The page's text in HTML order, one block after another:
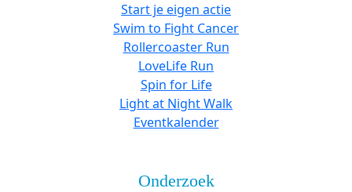
Start je eigen actie
Swim to Fight Cancer
Rollercoaster Run
LoveLife Run
Spin for Life
Light at Night Walk
Eventkalender
Onderzoek